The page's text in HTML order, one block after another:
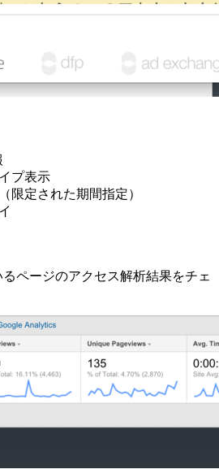
プ表示
限定された期間指定）
るページのアクセス解析結果をチェ